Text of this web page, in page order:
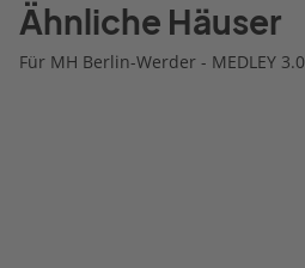
Ähnliche Häuser
Für MH Berlin-Werder - MEDLEY 3.0